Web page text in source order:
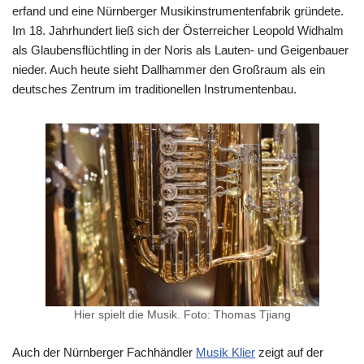
erfand und eine Nürnberger Musikinstrumentenfabrik gründete.
Im 18. Jahrhundert ließ sich der Österreicher Leopold Widhalm
als Glaubensflüchtling in der Noris als Lauten- und Geigenbauer
nieder. Auch heute sieht Dallhammer den Großraum als ein
deutsches Zentrum im traditionellen Instrumentenbau.
Hier spielt die Musik. Foto: Thomas Tjiang
Auch der Nürnberger Fachhändler Musik Klier zeigt auf der